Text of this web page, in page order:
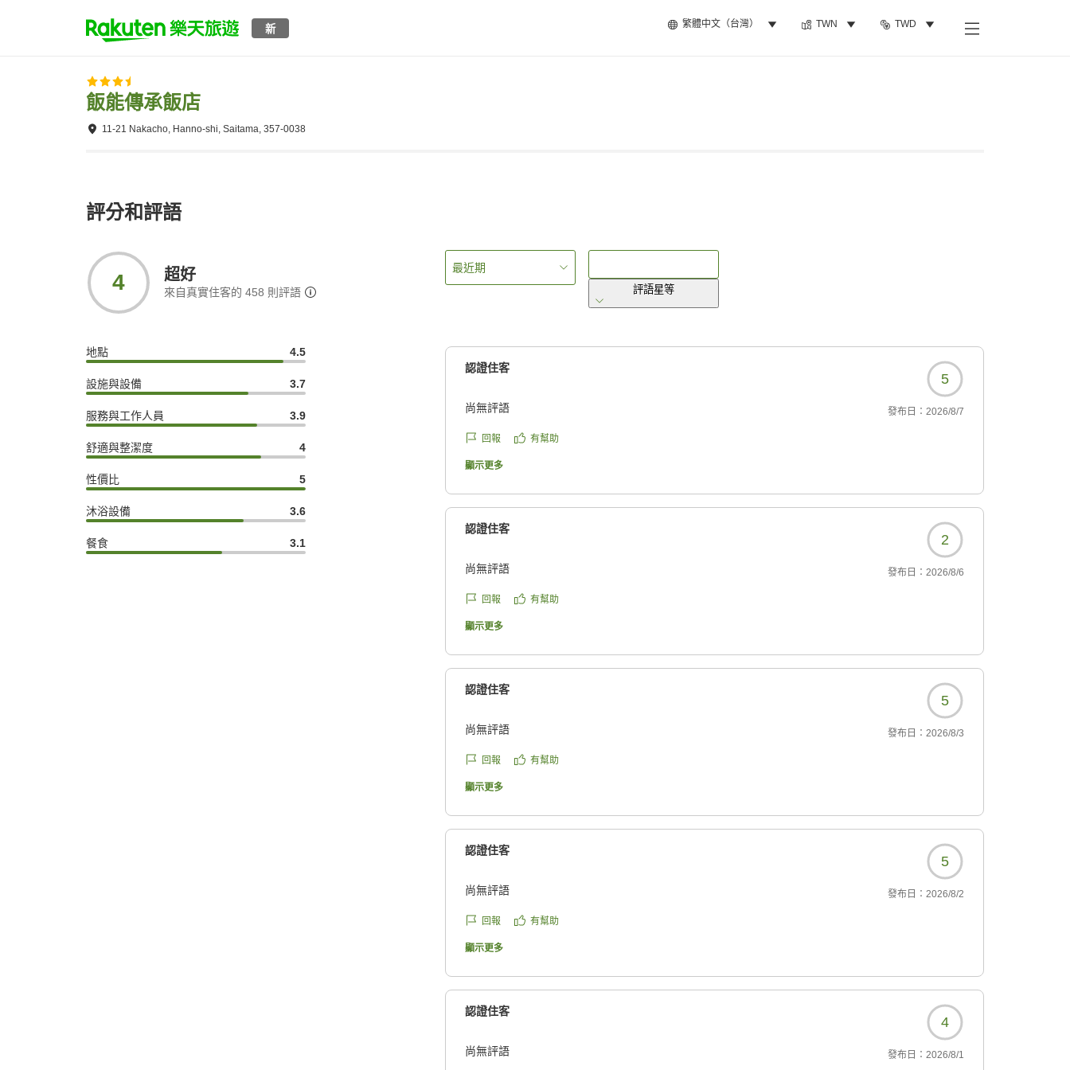
新 繁體中文（台灣） TWN TWD
飯能傳承飯店
11-21 Nakacho, Hanno-shi, Saitama, 357-0038
評分和評語
4 超好
來自真實住客的 458 則評語
地點 4.5
設施與設備 3.7
服務與工作人員 3.9
舒適與整潔度 4
性價比 5
沐浴設備 3.6
餐食 3.1
最近期
評語星等
認證住客
5
尚無評語 發布日： 2026/8/7
回報 有幫助
顯示更多
認證住客
2
尚無評語 發布日： 2026/8/6
回報 有幫助
顯示更多
認證住客
5
尚無評語 發布日： 2026/8/3
回報 有幫助
顯示更多
認證住客
5
尚無評語 發布日： 2026/8/2
回報 有幫助
顯示更多
認證住客
4
尚無評語 發布日： 2026/8/1